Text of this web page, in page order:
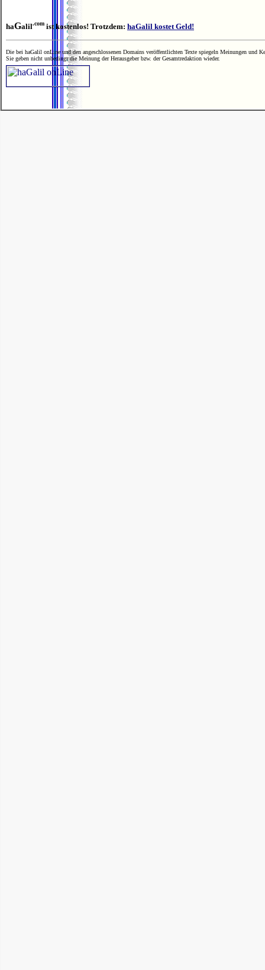
haGalil.com ist kostenlos! Trotzdem: haGalil kostet Geld!
Die bei haGalil onLine und den angeschlossenen Domains veröffentlichten Texte spiegeln Meinungen und
Sie geben nicht unbedingt die Meinung der Herausgeber bzw. der Gesamtredaktion wieder.